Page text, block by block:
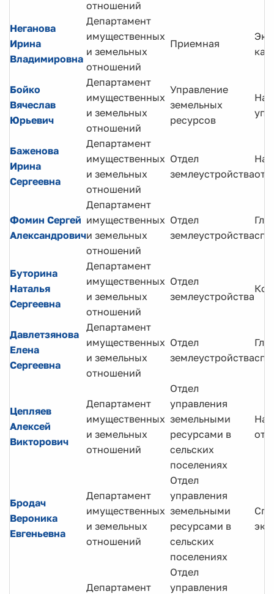
отношений
Неганова
Ирина
Владимировна
Департамент
имущественных
и земельных
отношений
Приемная
Бойко
Вячеслав
Юрьевич
Департамент
имущественных
и земельных
отношений
Управление
земельных
ресурсов
Баженова
Ирина
Сергеевна
Департамент
имущественных
и земельных
отношений
Отдел
землеустройства
Фомин Сергей
Александрович
Департамент
имущественных
и земельных
отношений
Отдел
землеустройства
Буторина
Наталья
Сергеевна
Департамент
имущественных
и земельных
отношений
Отдел
землеустройства
Давлетзянова
Елена
Сергеевна
Департамент
имущественных
и земельных
отношений
Отдел
землеустройства
Цепляев
Алексей
Викторович
Департамент
имущественных
и земельных
отношений
Отдел
управления
земельными
ресурсами в
сельских
поселениях
Бродач
Вероника
Евгеньевна
Департамент
имущественных
и земельных
отношений
Отдел
управления
земельными
ресурсами в
сельских
поселениях
Департамент
Отдел
управления